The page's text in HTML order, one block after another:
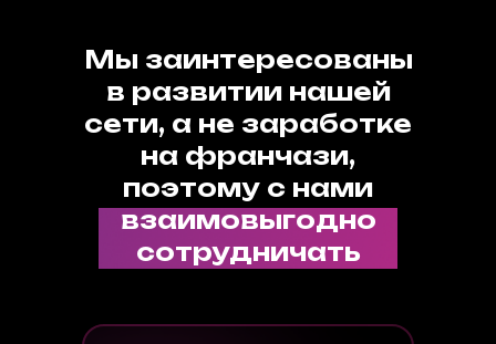
Мы заинтересованы
в развитии нашей
сети, а не заработке
на франчази,
поэтому с нами
взаимовыгодно
сотрудничать